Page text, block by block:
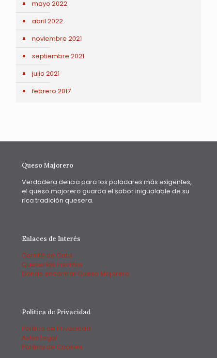
mayo 2022
abril 2022
noviembre 2021
septiembre 2021
julio 2021
febrero 2017
Queso Majorero
Verdadera delicia para los paladares más exigentes,
el queso majorero guarda el sabor inigualable de su
rica tradición quesera.
Enlaces de Interés
Comité de Cata
Queserías inscritas
Dónde encontrar Queso Majorero
Política de Privacidad
Política de Privacidad
Aviso Legal
Política de Cookies